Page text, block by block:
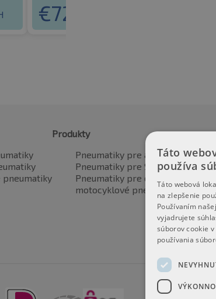
€72.41
pneumatiky
Produkty
Pneumatiky pre automobily
Pneumatiky pre SUV / 4x4
Pneumatiky pre dodávku
motocyklové pneumatiky
Táto
používa
Táto webová
na zlepšenie
Používaním
vyjadrujete
súborov cookie
používania